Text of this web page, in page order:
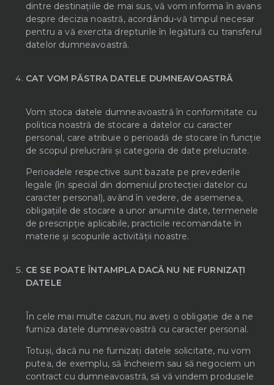
dintre destinațiile de mai sus, vă vom informa în avans
despre decizia noastră, acordându-vă timpul necesar
pentru a vă exercita drepturile în legătură cu transferul
datelor dumneavoastră.
CAT VOM PĂSTRA DATELE DUMNEAVOASTRĂ
Vom stoca datele dumneavoastră în conformitate cu
politica noastră de stocare a datelor cu caracter
personal, care atribuie o perioadă de stocare în funcție
de scopul prelucrării și categoria de date prelucrate.
Perioadele respective sunt bazate pe prevederile
legale (în special din domeniul protecției datelor cu
caracter personal), având în vedere, de asemenea,
obligațiile de stocare a unor anumite date, termenele
de prescripție aplicabile, practicile recomandate în
materie și scopurile activității noastre.
CE SE POATE ÎNTAMPLA DACĂ NU NE FURNIZAȚI
DATELE
În cele mai multe cazuri, nu aveți o obligație de a ne
furniza datele dumneavoastră cu caracter personal.
Totuși, dacă nu ne furnizați datele solicitate, nu vom
putea, de exemplu, să încheiem sau să negociem un
contract cu dumneavoastră, să vă vindem produsele